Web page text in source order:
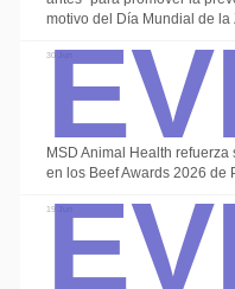
motivo del Día Mundial de la
30 Jun
MSD Animal Health
en los Beef Awards 2026 de
19 Jun